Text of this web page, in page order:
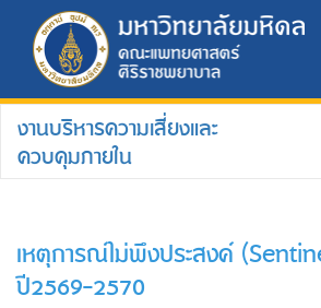
งานบริหารความเสี่ยงและ
ควบคุมภายใน
เหตุการณ์ไม่พึงประสงค์
ปี2569-2570